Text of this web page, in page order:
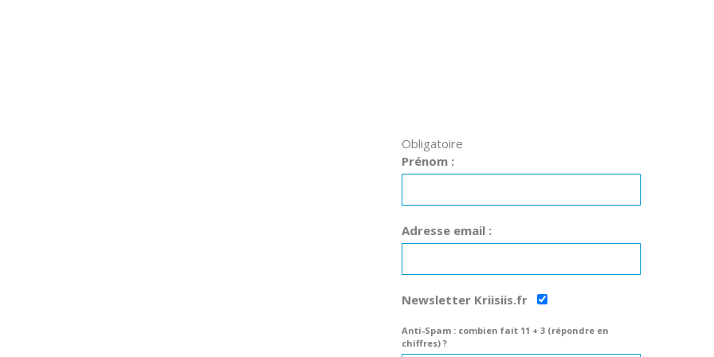
Obligatoire
Prénom :
Adresse email :
Newsletter Kriisiis.fr
Anti-Spam : combien fait 11 + 3 (répondre en
chiffres) ?